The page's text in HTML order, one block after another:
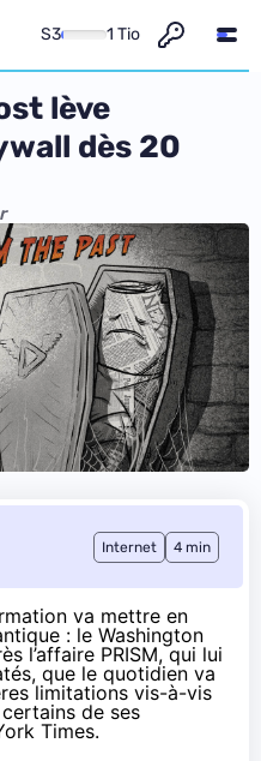
S3 1 Tio
lève
dès 20
Internet 4 min
va mettre en
: le Washington
l’affaire PRISM, qui lui
que le quotidien va
limitations vis-à-vis
de ses
Times.